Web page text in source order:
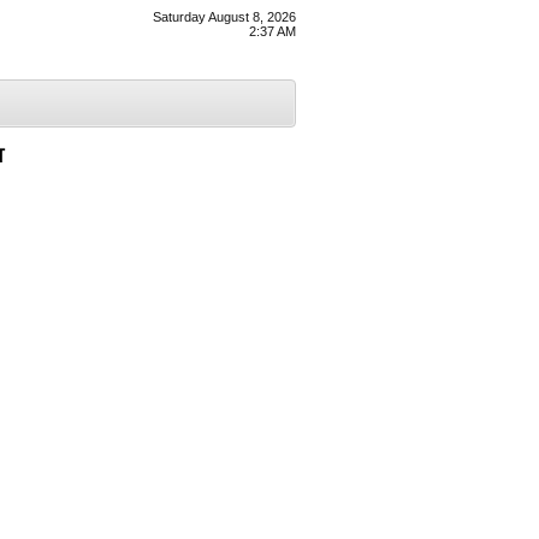
Saturday August 8, 2026
2:37 AM